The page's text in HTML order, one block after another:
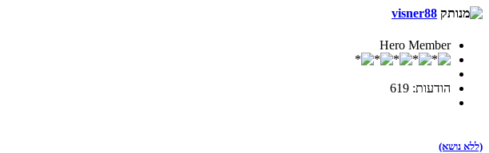
visner88
Hero Member
הודעות: 619
(ללא נושא)